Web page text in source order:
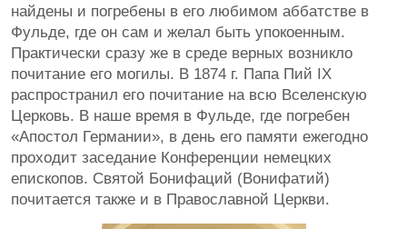
найдены и погребены в его любимом аббатстве в
Фульде, где он сам и желал быть упокоенным.
Практически сразу же в среде верных возникло
почитание его могилы. В 1874 г. Папа Пий IX
распространил его почитание на всю Вселенскую
Церковь. В наше время в Фульде, где погребен
«Апостол Германии», в день его памяти ежегодно
проходит заседание Конференции немецких
епископов. Святой Бонифаций (Вонифатий)
почитается также и в Православной Церкви.